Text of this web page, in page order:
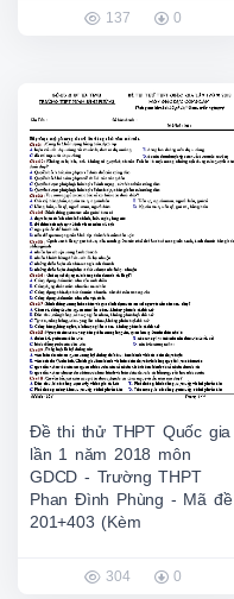
137 0
Đề thi thử THPT Quốc gia
lần 1 năm 2018 môn
GDCD - Trường THPT
Phan Đình Phùng - Mã đề
201+403 (Kèm
304 0